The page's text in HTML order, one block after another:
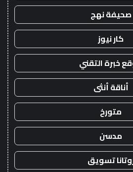
صحيفة نهج
كار نيوز
خبرة التقني
أناقة أنثى
متورخ
مدسن
تسويق